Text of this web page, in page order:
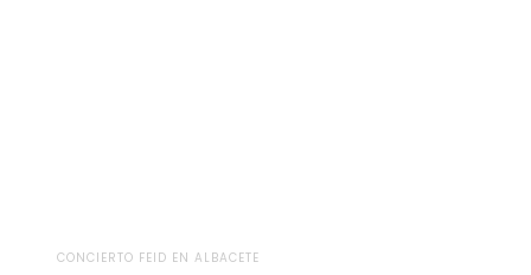
CONCIERTO FEID EN ALBACETE